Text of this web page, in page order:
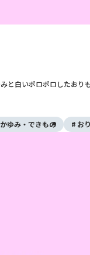
と白いポロポロしたお
ゆみ・できもの お